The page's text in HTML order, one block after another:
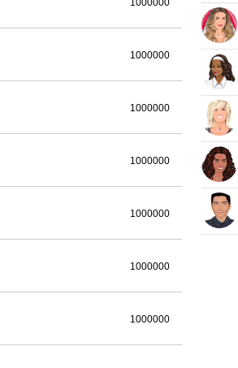
1000000
1000000
1000000
1000000
1000000
1000000
1000000